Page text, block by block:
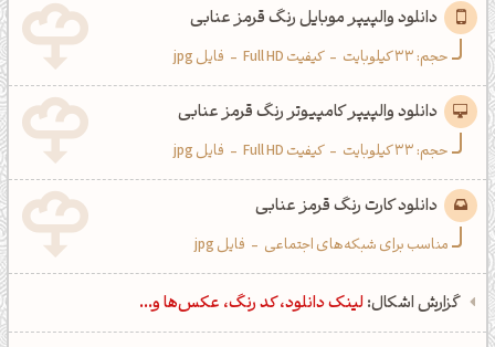
دانلود والپیپر موبایل رنگ قرمز عنابی
حجم: 33 کیلوبایت - کیفیت Full HD - فایل jpg
دانلود والپیپر کامپیوتر رنگ قرمز عنابی
حجم: 33 کیلوبایت - کیفیت Full HD - فایل jpg
دانلود کارت رنگ قرمز عنابی
مناسب برای شبکه‌های اجتماعی - فایل jpg
گزارش اشکال: لینک دانلود، کد رنگ، عکس‌ها و...